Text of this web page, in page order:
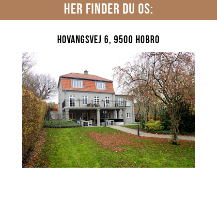
HER FINDER DU OS:
Hovangsvej 6, 9500 Hobro